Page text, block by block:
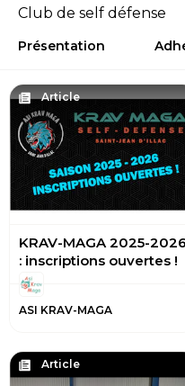
Club de self défense
Présentation
Article
KRAV-MAGA 2025-2026
: inscriptions ouvertes !
ASI KRAV-MAGA
Article